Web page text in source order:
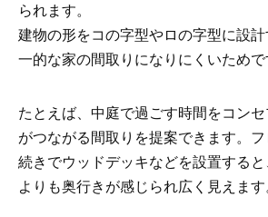
られます。
建物の形をコの字型やロの字型に設
一的な家の間取りになりにくいためで
たとえば、中庭で過ごす時間をコン
がつながる間取りを提案できます。
続きでウッドデッキなどを設置する
よりも奥行きが感じられ広く見えます